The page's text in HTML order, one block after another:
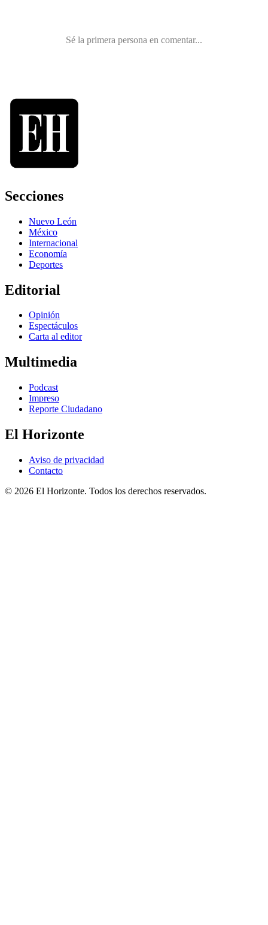
Secciones
Nuevo León
México
Internacional
Economía
Deportes
Editorial
Opinión
Espectáculos
Carta al editor
Multimedia
Podcast
Impreso
Reporte Ciudadano
El Horizonte
Aviso de privacidad
Contacto
© 2026 El Horizonte. Todos los derechos reservados.